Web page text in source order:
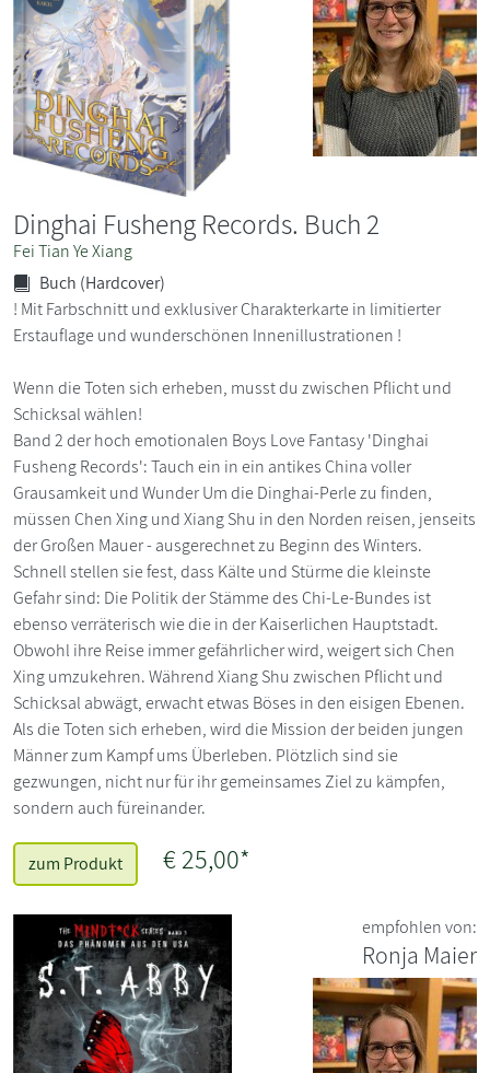
Dinghai Fusheng Records. Buch 2
Fei Tian Ye Xiang
Buch (Hardcover)
! Mit Farbschnitt und exklusiver Charakterkarte in limitierter
Erstauflage und wunderschönen Innenillustrationen !
Wenn die Toten sich erheben, musst du zwischen Pflicht und
Schicksal wählen!
Band 2 der hoch emotionalen Boys Love Fantasy 'Dinghai
Fusheng Records': Tauch ein in ein antikes China voller
Grausamkeit und Wunder Um die Dinghai-Perle zu finden,
müssen Chen Xing und Xiang Shu in den Norden reisen, jenseits
der Großen Mauer - ausgerechnet zu Beginn des Winters.
Schnell stellen sie fest, dass Kälte und Stürme die kleinste
Gefahr sind: Die Politik der Stämme des Chi-Le-Bundes ist
ebenso verräterisch wie die in der Kaiserlichen Hauptstadt.
Obwohl ihre Reise immer gefährlicher wird, weigert sich Chen
Xing umzukehren. Während Xiang Shu zwischen Pflicht und
Schicksal abwägt, erwacht etwas Böses in den eisigen Ebenen.
Als die Toten sich erheben, wird die Mission der beiden jungen
Männer zum Kampf ums Überleben. Plötzlich sind sie
gezwungen, nicht nur für ihr gemeinsames Ziel zu kämpfen,
sondern auch füreinander.
zum Produkt € 25,00*
empfohlen von:
Ronja Maier